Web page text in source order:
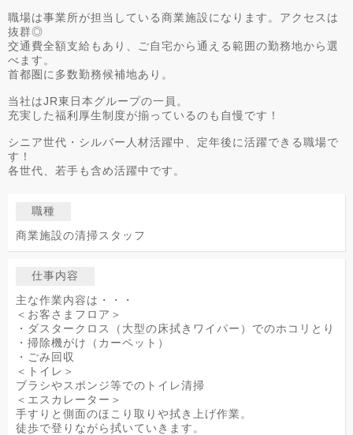
職場は事業所が担当している商業施設になります。アクセスは
抜群◎
交通費全額支給もあり、ご自宅から通える範囲の勤務地から選
べます。
首都圏に多数勤務候補地あり。
当社はJR東日本グループの一員。
充実した福利厚生制度が揃っているのも自慢です！
シニア世代・シルバー人材活躍中、定年後に活躍できる職場で
す！
各世代、若手も含め活躍中です。
職種
商業施設の清掃スタッフ
仕事内容
主な作業内容は・・・
＜お客さまフロア＞
・ダスタークロス（大型の床拭きワイパー）でのホコリとり
・掃除機がけ（カーペット）
・ごみ回収
＜トイレ＞
ブラシやスポンジ等でのトイレ清掃
＜エスカレーター＞
手すりと側面のほこり取りや拭き上げ作業。
徒歩で登りながら拭いていきます。